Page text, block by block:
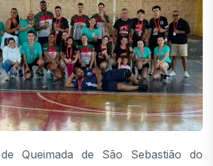
Queimada de São Sebastião do